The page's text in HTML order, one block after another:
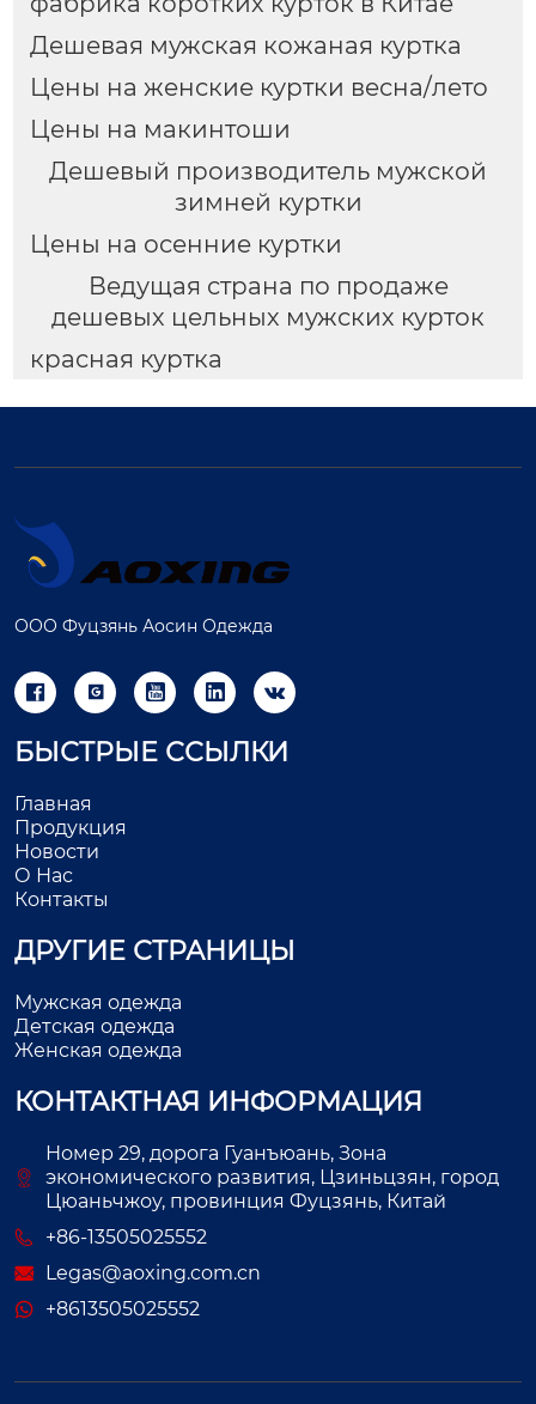
Дешевая мужская кожаная куртка
Цены на женские куртки весна/лето
Цены на макинтоши
Дешевый производитель мужской
зимней куртки
Цены на осенние куртки
Ведущая страна по продаже
дешевых цельных мужских курток
красная куртка
ООО Фуцзянь Аосин Одежда
    
БЫСТРЫЕ ССЫЛКИ
Главная
Продукция
Новости
О Нас
Контакты
ДРУГИЕ СТРАНИЦЫ
Мужская одежда
Детская одежда
Женская одежда
КОНТАКТНАЯ ИНФОРМАЦИЯ
Номер 29, дорога Гуанъюань, Зона
экономического развития, Цзиньцзян, город
Цюаньчжоу, провинция Фуцзянь, Китай
+86-13505025552
Legas@aoxing.com.cn
+8613505025552